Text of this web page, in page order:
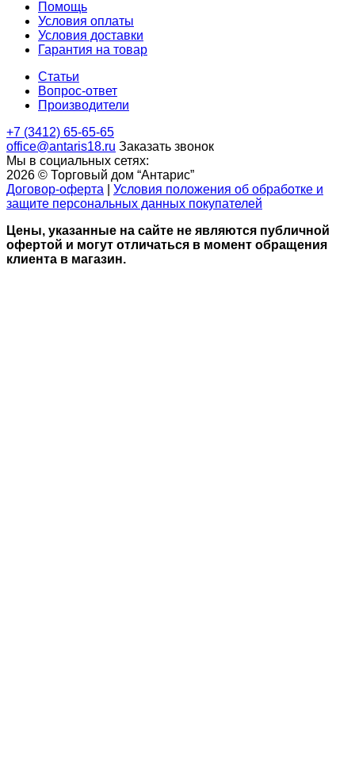
Помощь
Условия оплаты
Условия доставки
Гарантия на товар
Статьи
Вопрос-ответ
Производители
+7 (3412) 65-65-65
office@antaris18.ru Заказать звонок
Мы в социальных сетях:
2026 © Торговый дом “Антарис”
Договор-оферта
Условия положения об обработке и
защите персональных данных покупателей
Цены, указанные на сайте не являются публичной
офертой и могут отличаться в момент обращения
клиента в магазин.